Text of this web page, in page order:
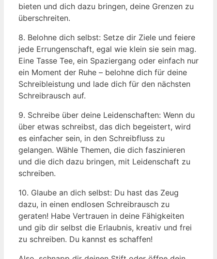
bieten und dich dazu bringen, deine Grenzen zu
überschreiten.
8. Belohne dich selbst: Setze dir Ziele und feiere
jede Errungenschaft, egal wie klein sie sein mag.
Eine Tasse Tee, ein Spaziergang oder einfach nur
ein Moment der Ruhe – belohne dich für deine
Schreibleistung und lade dich für den nächsten
Schreibrausch auf.
9. Schreibe über deine Leidenschaften: Wenn du
über etwas schreibst, das dich begeistert, wird
es einfacher sein, in den Schreibfluss zu
gelangen. Wähle Themen, die dich faszinieren
und die dich dazu bringen, mit Leidenschaft zu
schreiben.
10. Glaube an dich selbst: Du hast das Zeug
dazu, in einen endlosen Schreibrausch zu
geraten! Habe Vertrauen in deine Fähigkeiten
und gib dir selbst die Erlaubnis, kreativ und frei
zu schreiben. Du kannst es schaffen!